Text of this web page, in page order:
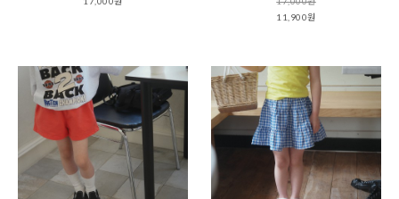
11,900원